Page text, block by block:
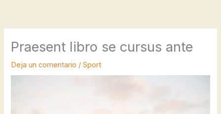
contenido
Praesent libro se cursus ante
Deja un comentario /Sport